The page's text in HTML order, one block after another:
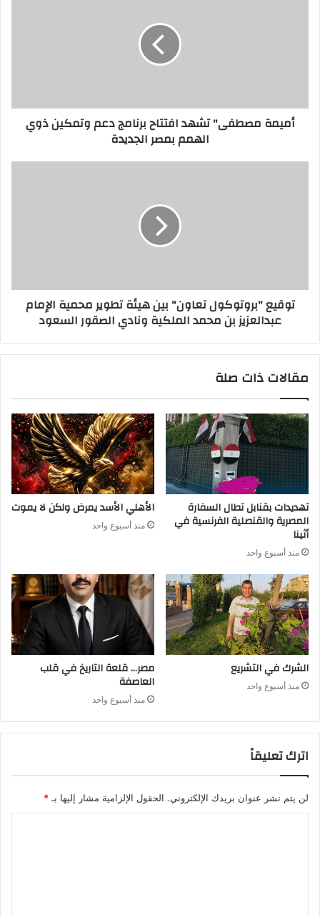
أميمة مصطفى" تشهد افتتاح برنامج دعم وتمكين ذوي
الهمم بمصر الجديدة
توقيع "بروتوكول تعاون" بين هيئة تطوير محمية الإمام
عبدالعزيز بن محمد الملكية ونادي الصقور السعود
مقالات ذات صلة
تهديدات بقنابل تطال السفارة
المصرية والقنصلية الفرنسية في
أثينا
منذ أسبوع واحد
الأهلي الأسد يمرض ولكن لا يموت
منذ أسبوع واحد
الشرك في التشريع
منذ أسبوع واحد
مصر… قلعة التاريخ في قلب
العاصفة
منذ أسبوع واحد
اترك تعليقاً
لن يتم نشر عنوان بريدك الإلكتروني. الحقول الإلزامية مشار إليها بـ *